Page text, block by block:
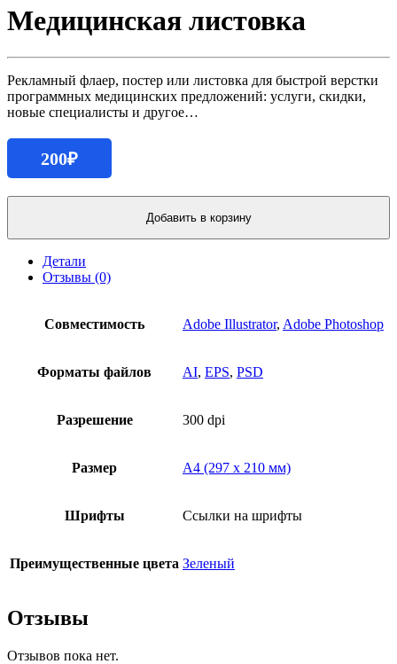
Медицинская листовка
Рекламный флаер, постер или листовка для быстрой верстки
программных медицинских предложений: услуги, скидки,
новые специалисты и другое…
200₽
Количество
Медицинская
Добавить в корзину
Детали
Отзывы (0)
Совместимость Adobe Illustrator, Adobe Photoshop
Форматы файлов AI, EPS, PSD
Разрешение 300 dpi
Размер А4 (297 x 210 мм)
Шрифты Ссылки на шрифты
Преимущественные цвета Зеленый
Отзывы
Отзывов пока нет.